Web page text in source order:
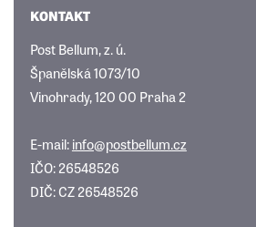
KONTAKT
Post Bellum, z. ú.
Španělská 1073/10
Vinohrady, 120 00 Praha 2
E-mail:info@postbellum.cz
IČO: 26548526
DIČ: CZ 26548526